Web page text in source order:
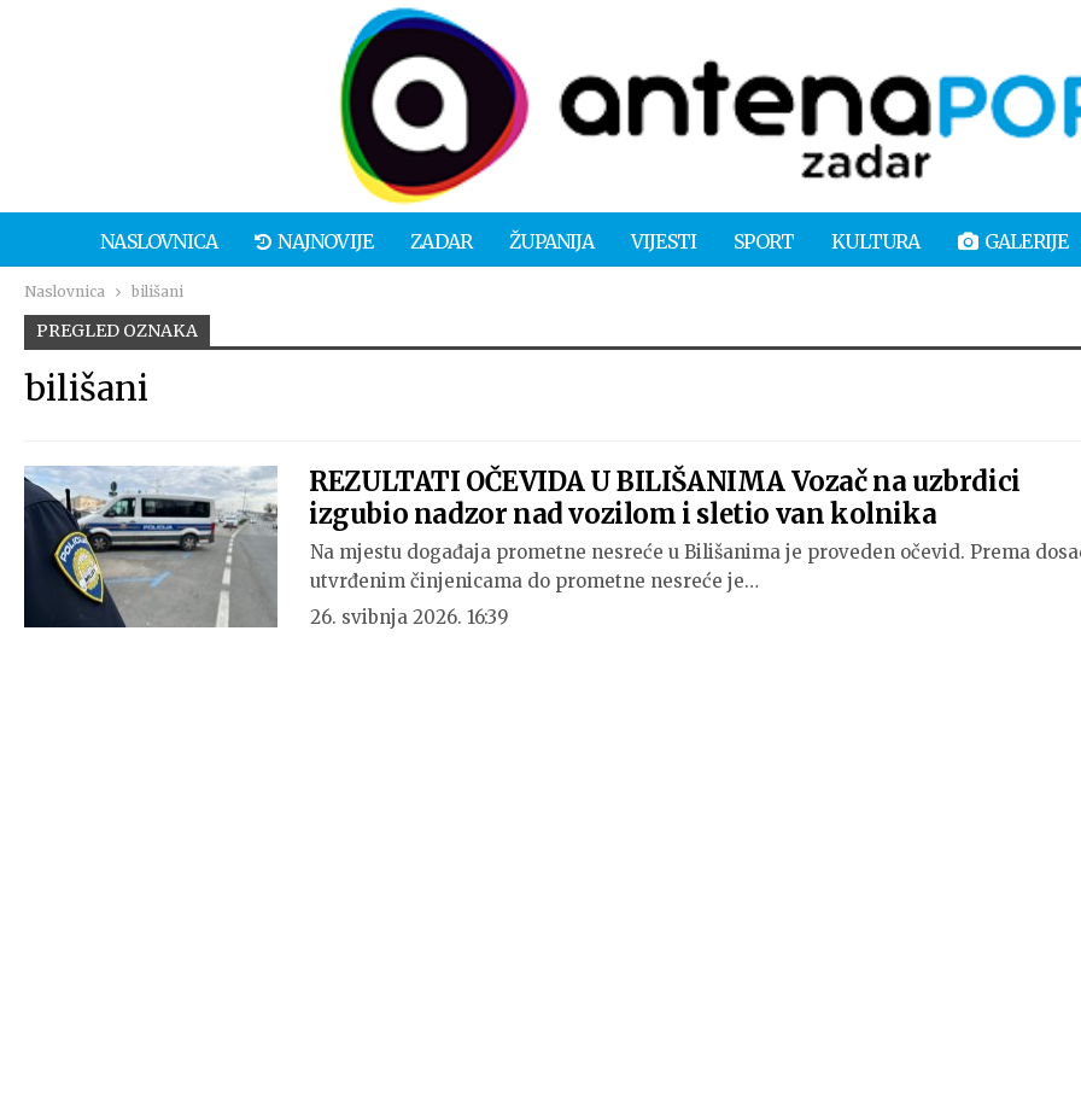
NASLOVNICA NAJNOVIJE ZADAR ŽUPANIJA VIJESTI SPORT KULTURA GALERIJE
Naslovnica bilišani
PREGLED OZNAKA
bilišani
REZULTATI OČEVIDA U BILIŠANIMA Vozač na uzbrdici
izgubio nadzor nad vozilom i sletio van kolnika
Na mjestu događaja prometne nesreće u Bilišanima je proveden očevid. Prema
utvrđenim činjenicama do prometne nesreće je…
26. svibnja 2026. 16:39